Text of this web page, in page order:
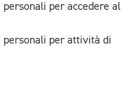
per accedere al
personali per attività di